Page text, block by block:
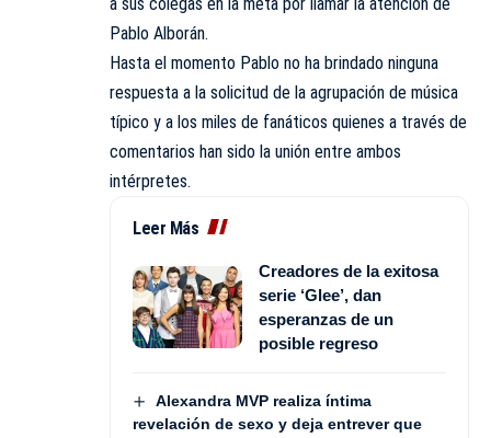
Pablo Alborán.
Hasta el momento Pablo no ha brindado ninguna
respuesta a la solicitud de la agrupación de música
típico y a los miles de fanáticos quienes a través de
comentarios han sido la unión entre ambos
intérpretes.
Leer Más
Creadores de la exitosa
serie ‘Glee’, dan
esperanzas de un
posible regreso
Alexandra MVP realiza íntima
revelación de sexo y deja entrever que